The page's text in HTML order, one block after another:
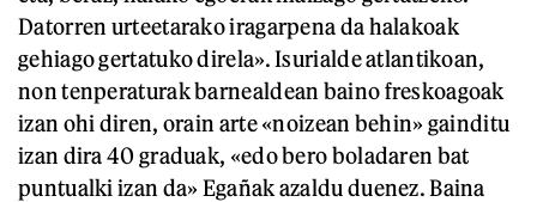
Datorren urteetarako iragarpena da halakoak
gehiago gertatuko direla». Isurialde atlantikoan,
non tenperaturak barnealdean baino freskoagoak
izan ohi diren, orain arte «noizean behin» gainditu
izan dira 40 graduak, «edo bero boladaren bat
puntualki izan da» Egañak azaldu duenez. Baina